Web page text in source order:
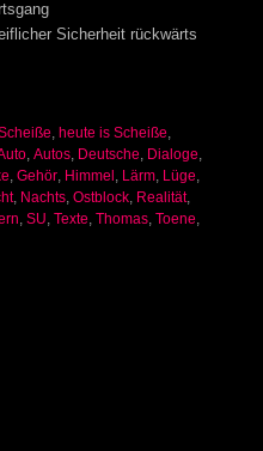
Sicherheit rückwärts
,heute is Scheiße,
,Autos, Deutsche, Dialoge,
,Gehör, Himmel, Lärm, Lüge,
, Nachts,Ostblock, Realität,
,SU,Texte,Thomas,Toene,